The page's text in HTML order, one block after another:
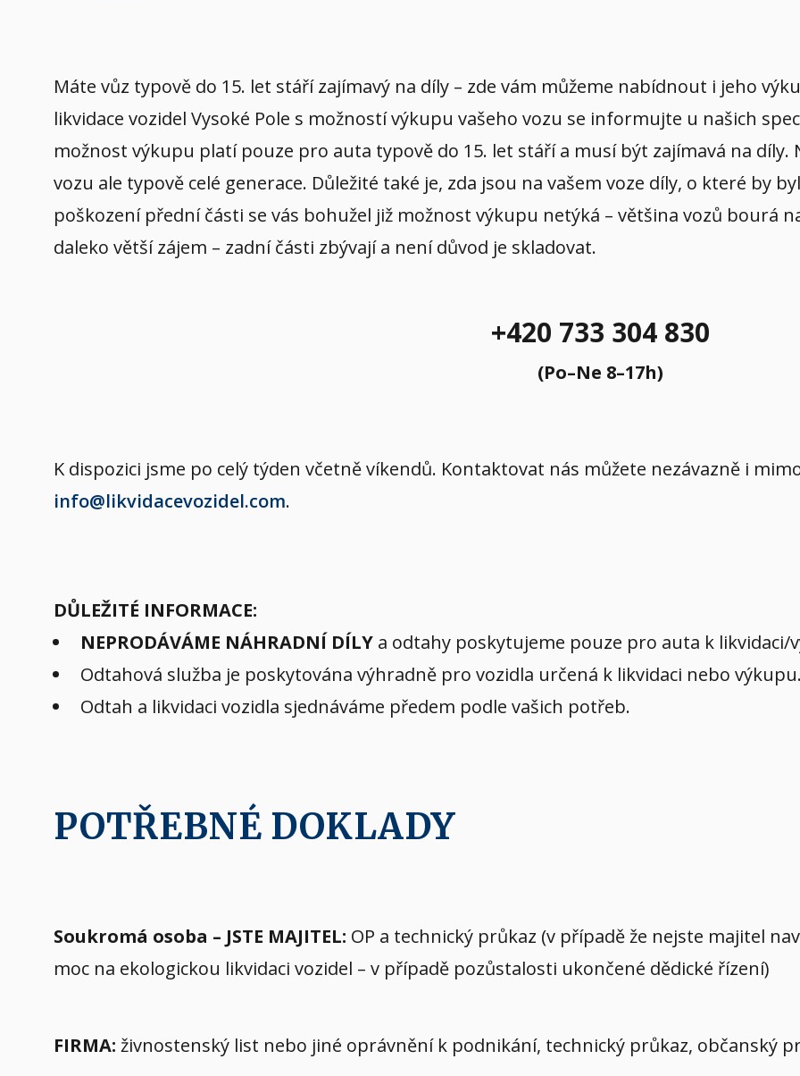
Máte vůz typově do 15. let stáří zajímavý na díly – zde vám můžeme nabídnout i jeho
likvidace vozidel Vysoké Pole s možností výkupu vašeho vozu se informujte u našich
možnost výkupu platí pouze pro auta typově do 15. let stáří a musí být zajímavá na
vozu ale typově celé generace. Důležité také je, zda jsou na vašem voze díly, o které by
poškození přední části se vás bohužel již možnost výkupu netýká – většina vozů bourá
daleko větší zájem – zadní části zbývají a není důvod je skladovat.
+420 733 304 830
(Po–Ne 8–17h)
K dispozici jsme po celý týden včetně víkendů. Kontaktovat nás můžete nezávazně i
info@likvidacevozidel.com.
DŮLEŽITÉ INFORMACE:
NEPRODÁVÁME NÁHRADNÍ DÍLY a odtahy poskytujeme pouze pro auta k likvidaci/
Odtahová služba je poskytována výhradně pro vozidla určená k likvidaci nebo výkupu.
Odtah a likvidaci vozidla sjednáváme předem podle vašich potřeb.
POTŘEBNÉ DOKLADY
Soukromá osoba – JSTE MAJITEL: OP a technický průkaz (v případě že nejste majitel
moc na ekologickou likvidaci vozidel – v případě pozůstalosti ukončené dědické řízení)
FIRMA: živnostenský list nebo jiné oprávnění k podnikání, technický průkaz, občanský